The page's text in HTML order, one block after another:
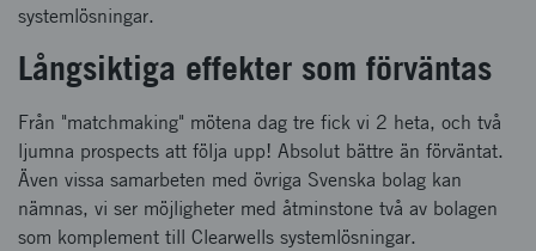
systemlösningar.
Långsiktiga effekter som förväntas
Från "matchmaking" mötena dag tre fick vi 2 heta, och två
ljumna prospects att följa upp! Absolut bättre än förväntat.
Även vissa samarbeten med övriga Svenska bolag kan
nämnas, vi ser möjligheter med åtminstone två av bolagen
som komplement till Clearwells systemlösningar.